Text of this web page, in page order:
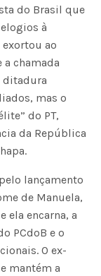
do Brasil que
à
ao
a chamada
ditadura
mas o
do PT,
da República
lançamento
de Manuela,
ela encarna, a
PCdoB e o
O ex-
mantém a